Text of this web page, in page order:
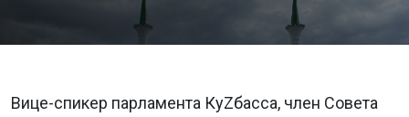
Вице-спикер парламента КуZбасса, член Совета